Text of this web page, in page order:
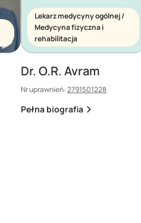
Lekarz medycyny ogólnej /
Medycyna fizyczna i
rehabilitacja
Dr. O.R. Avram
Nr uprawnień:2791501228
Pełna biografia